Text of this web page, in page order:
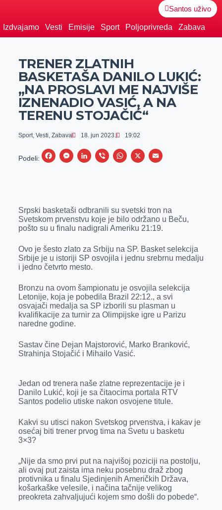
Santos uživo
Izdvajamo Vesti Emisije Sport Poljoprivreda Zabava
TRENER ZLATNIH
BASKETAŠA DANILO LUKIĆ:
„NA PROSLAVI ME NAJVIŠE
IZNENADIO VASIĆ, A NA
TERENU STOJAČIĆ“
Sport, Vesti, Zabava 18. jun 2023. 19:02
Podeli:
F
b
o
k
M
e
n
e
r
L
e
d
n
V
r
W
s
A
p
X
E
l
Srpski basketaši odbranili su svetski tron na
Svetskom prvenstvu koje je bilo održano u Beču,
pošto su u finalu nadigrali Ameriku 21:19.
Ovo je šesto zlato za Srbiju na SP. Basket selekcija
Srbije je u istoriji SP osvojila i jednu srebrnu medalju
i jedno četvrto mesto.
Bronzu na ovom šampionatu je osvojila selekcija
Letonije, koja je pobedila Brazil 22:12., a svi
osvajači medalja sa SP izborili su plasman u
kvalifikacije za turnir za Olimpijske igre u Parizu
naredne godine.
Sastav čine Dejan Majstorović, Marko Branković,
Strahinja Stojačić i Mihailo Vasić.
Jedan od trenera naše zlatne reprezentacije je i
Danilo Lukić, koji je sa čitaocima portala RTV
Santos podelio utiske nakon osvojene titule.
Kakvi su utisci nakon Svetskog prvenstva, i kakav je
osećaj biti trener prvog tima na Svetu u basketu
3×3?
„Nije da smo prvi put na najvišoj poziciji na postolju,
ali ovaj put zaista ima neku posebnu draž zbog
protivnika u finalu Sjedinjenih Američkih Država,
košarkaške velesile, i načina tačnije velikog
preokreta zahvaljujući kojem smo došli do pobede“.